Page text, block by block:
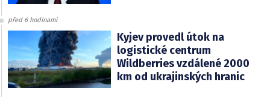
před 6 hodinami
Kyjev provedl útok na
logistické centrum
Wildberries vzdálené 2000
km od ukrajinských hranic